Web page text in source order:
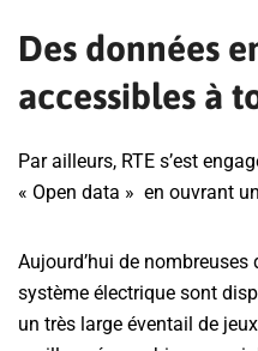
Des données
accessibles à
Par ailleurs, RTE s’est
« Open data » en ouvrant
Aujourd’hui de nombreuses
système électrique sont
un très large éventail de